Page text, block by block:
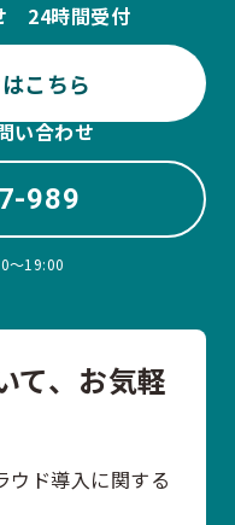
24時間受付
こちら
い合わせ
989
〜19:00
て、お気軽
ウド導入に関する